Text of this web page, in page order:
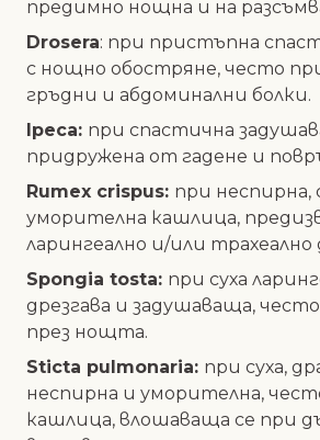
предимно нощна и на
Drosera: при пристъпна
с нощно обостряне, често
гръдни и абдоминални болки.
Ipeca: при спастична
придружена от гадене и
Rumex crispus: при неспирна,
уморителна кашлица,
ларингеално и/или трахеално
Spongia tosta: при суха
дрезгава и задушаваща,
през нощта.
Sticta pulmonaria: при суха,
неспирна и уморителна,
кашлица, влошаваща се при